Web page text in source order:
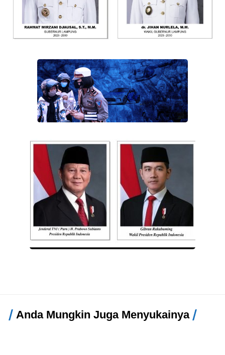
Anda Mungkin Juga Menyukainya